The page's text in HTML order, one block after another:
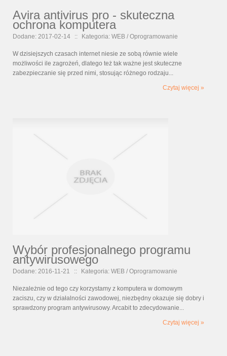
Avira antivirus pro - skuteczna
ochrona komputera
Dodane: 2017-02-14 :: Kategoria: WEB / Oprogramowanie
W dzisiejszych czasach internet niesie ze sobą równie wiele
możliwości ile zagrożeń, dlatego też tak ważne jest skuteczne
zabezpieczanie się przed nimi, stosując różnego rodzaju...
Czytaj więcej »
Wybór profesjonalnego programu
antywirusowego
Dodane: 2016-11-21 :: Kategoria: WEB / Oprogramowanie
Niezależnie od tego czy korzystamy z komputera w domowym
zaciszu, czy w działalności zawodowej, niezbędny okazuje się dobry i
sprawdzony program antywirusowy. Arcabit to zdecydowanie...
Czytaj więcej »